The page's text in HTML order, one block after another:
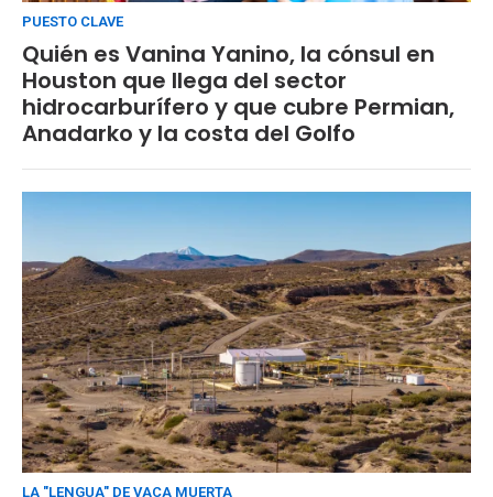
PUESTO CLAVE
Quién es Vanina Yanino, la cónsul en
Houston que llega del sector
hidrocarburífero y que cubre Permian,
Anadarko y la costa del Golfo
LA "LENGUA" DE VACA MUERTA